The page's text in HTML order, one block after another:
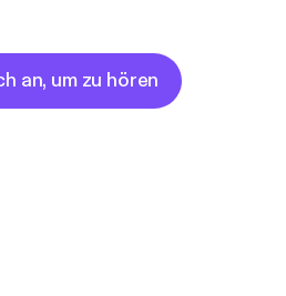
an, um zu hören